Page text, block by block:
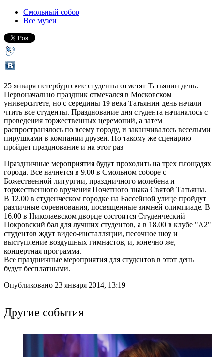
Смольный собор
Все музеи
25 января петербургские студенты отметят Татьянин день.
Первоначально праздник отмечался в Московском
университете, но с середины 19 века Татьянин день начали
чтить все студенты. Празднование дня студента начиналось с
проведения торжественных церемоний, а затем
распространялось по всему городу, и заканчивалось веселыми
пирушками в компании друзей. По такому же сценарию
пройдет празднование и на этот раз.
Праздничные мероприятия будут проходить на трех площадях
города. Все начнется в 9.00 в Смольном соборе с
Божественной литургии, праздничного молебена и
торжественного вручения Почетного знака Святой Татьяны.
В 12.00 в студенческом городке на Бассейной улице пройдут
различные соревнования, посвященные зимней олимпиаде. В
16.00 в Николаевском дворце состоится Студенческий
Покровский бал для лучших студентов, а в 18.00 в клубе "А2"
студентов ждут видео-инсталляции, песочное шоу и
выступление воздушных гимнастов, и, конечно же,
концертная программа.
Все праздничные мероприятия для студентов в этот день
будут бесплатными.
Опубликовано 23 января 2014, 13:19
Другие события